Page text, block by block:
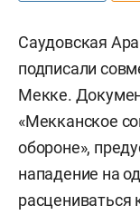
Саудовская
подписали
Мекке.
«Мекканское
обороне»,
нападение на
расцениваться